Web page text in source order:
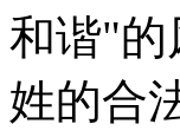
和谐"的
姓的合